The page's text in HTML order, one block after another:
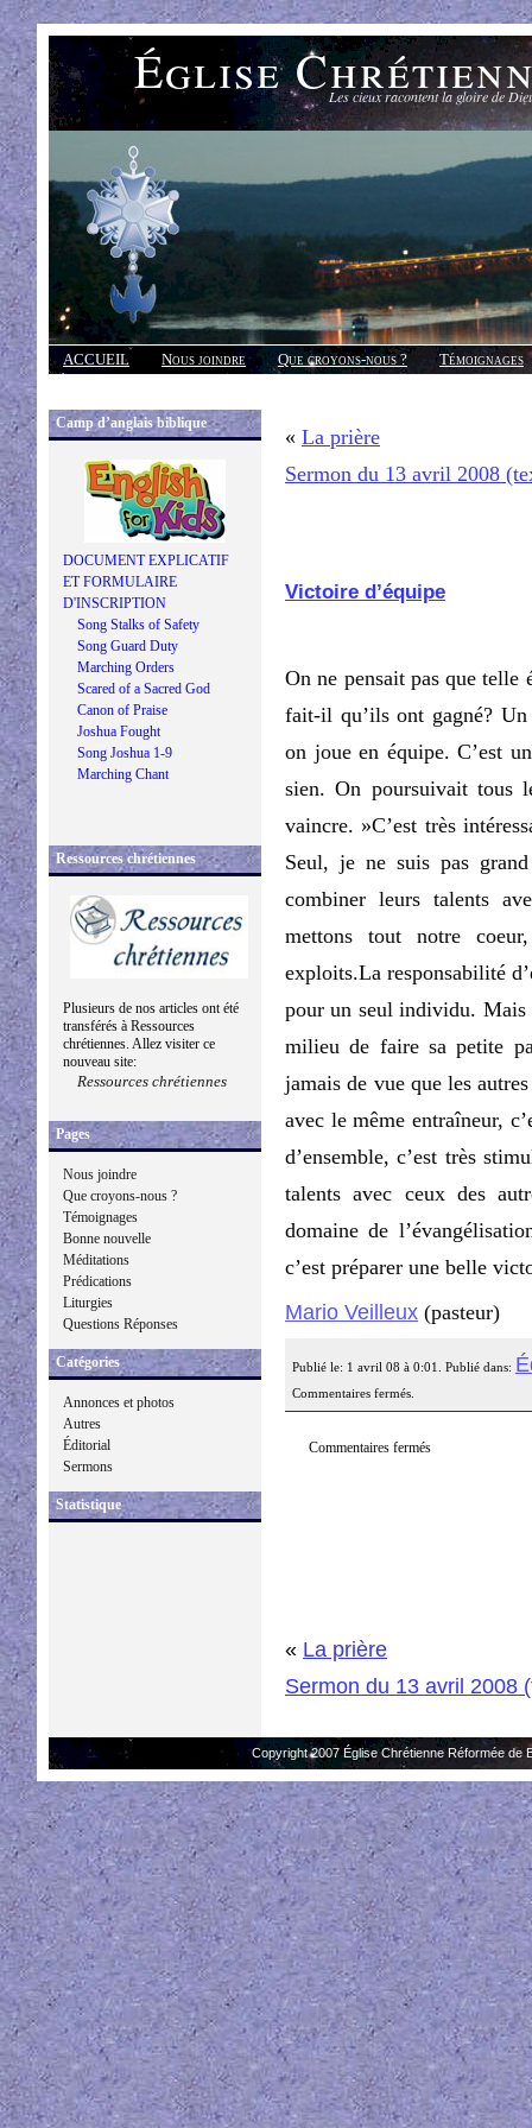
Église Les cieux racontent la gloire de
ACCUEIL Nous joindre Que croyons-nous ?
Témoignages
Réponses
Camp d’anglais biblique
DOCUMENT EXPLICATIF
ET FORMULAIRE
D'INSCRIPTION
Song Stalks of Safety
Song Guard Duty
Marching Orders
Scared of a Sacred God
Canon of Praise
Joshua Fought
Song Joshua 1-9
Marching Chant
Ressources chrétiennes
Plusieurs de nos articles ont été
transférés à Ressources
chrétiennes. Allez visiter ce
nouveau site:
Ressources chrétiennes
Pages
Nous joindre
Que croyons-nous ?
Témoignages
Bonne nouvelle
Méditations
Prédications
Liturgies
Questions Réponses
Catégories
Annonces et photos
Autres
Éditorial
Sermons
Statistique
« La prière
Sermon du 13 avril 2008
Victoire d’équipe
On ne pensait pas que telle
fait-il qu’ils ont gagné?
on joue en équipe. C’est
sien. On poursuivait tous
vaincre. »C’est très
Seul, je ne suis pas
combiner leurs talents
mettons tout notre
exploits.La responsabilité
pour un seul individu. Mais
milieu de faire sa petite
jamais de vue que les
avec le même entraîneur,
d’ensemble, c’est très
talents avec ceux des
domaine de
c’est préparer une belle
Mario Veilleux (pasteur)
Publié le: 1 avril 08 à 0:01. Publié dans:
Commentaires fermés.
Commentaires fermés
« La prière
Sermon du 13 avril 2008
Copyright 2007 Église Chrétienne Réformée de